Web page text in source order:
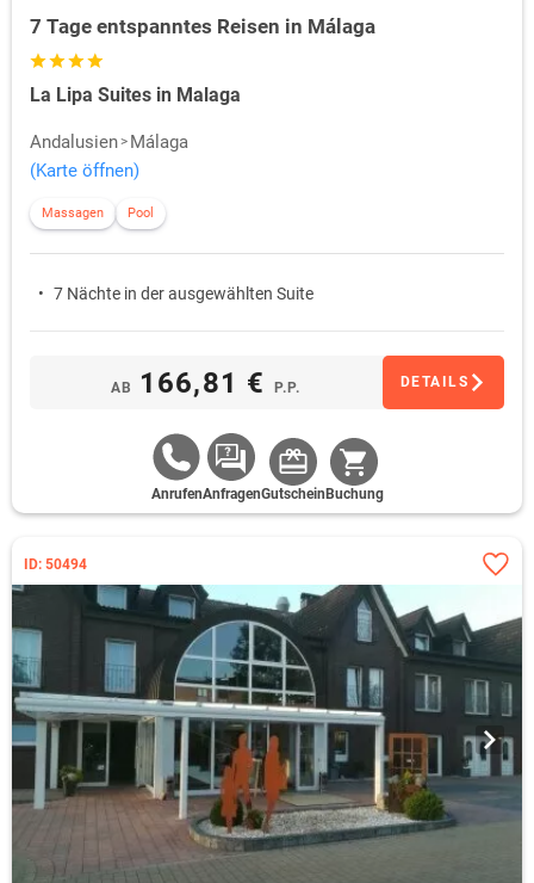
7 Tage entspanntes Reisen in Málaga
La Lipa Suites in Malaga
Andalusien
Málaga
(Karte öffnen)
Massagen Pool
7 Nächte in der ausgewählten Suite
AB 166,81 € P.P. DETAILS
AnrufenAnfragenGutschein Buchung
ID: 50494